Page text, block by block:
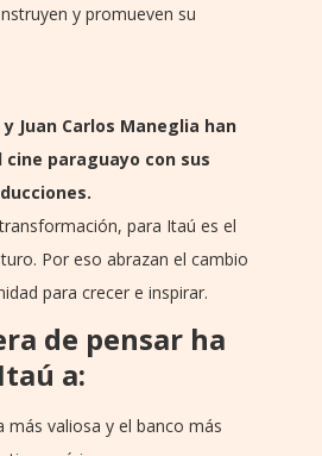
y promueven su
Juan Carlos Maneglia han
paraguayo con sus
para Itaú es el
Por eso abrazan el cambio
para crecer e inspirar.
de pensar ha
a:
más valiosa y el banco más